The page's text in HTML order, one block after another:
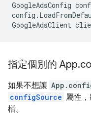
GoogleAdsConfig
config .
GoogleAdsClient
指定個別的 App.
如果不想讓
configSource 屬性
檔。